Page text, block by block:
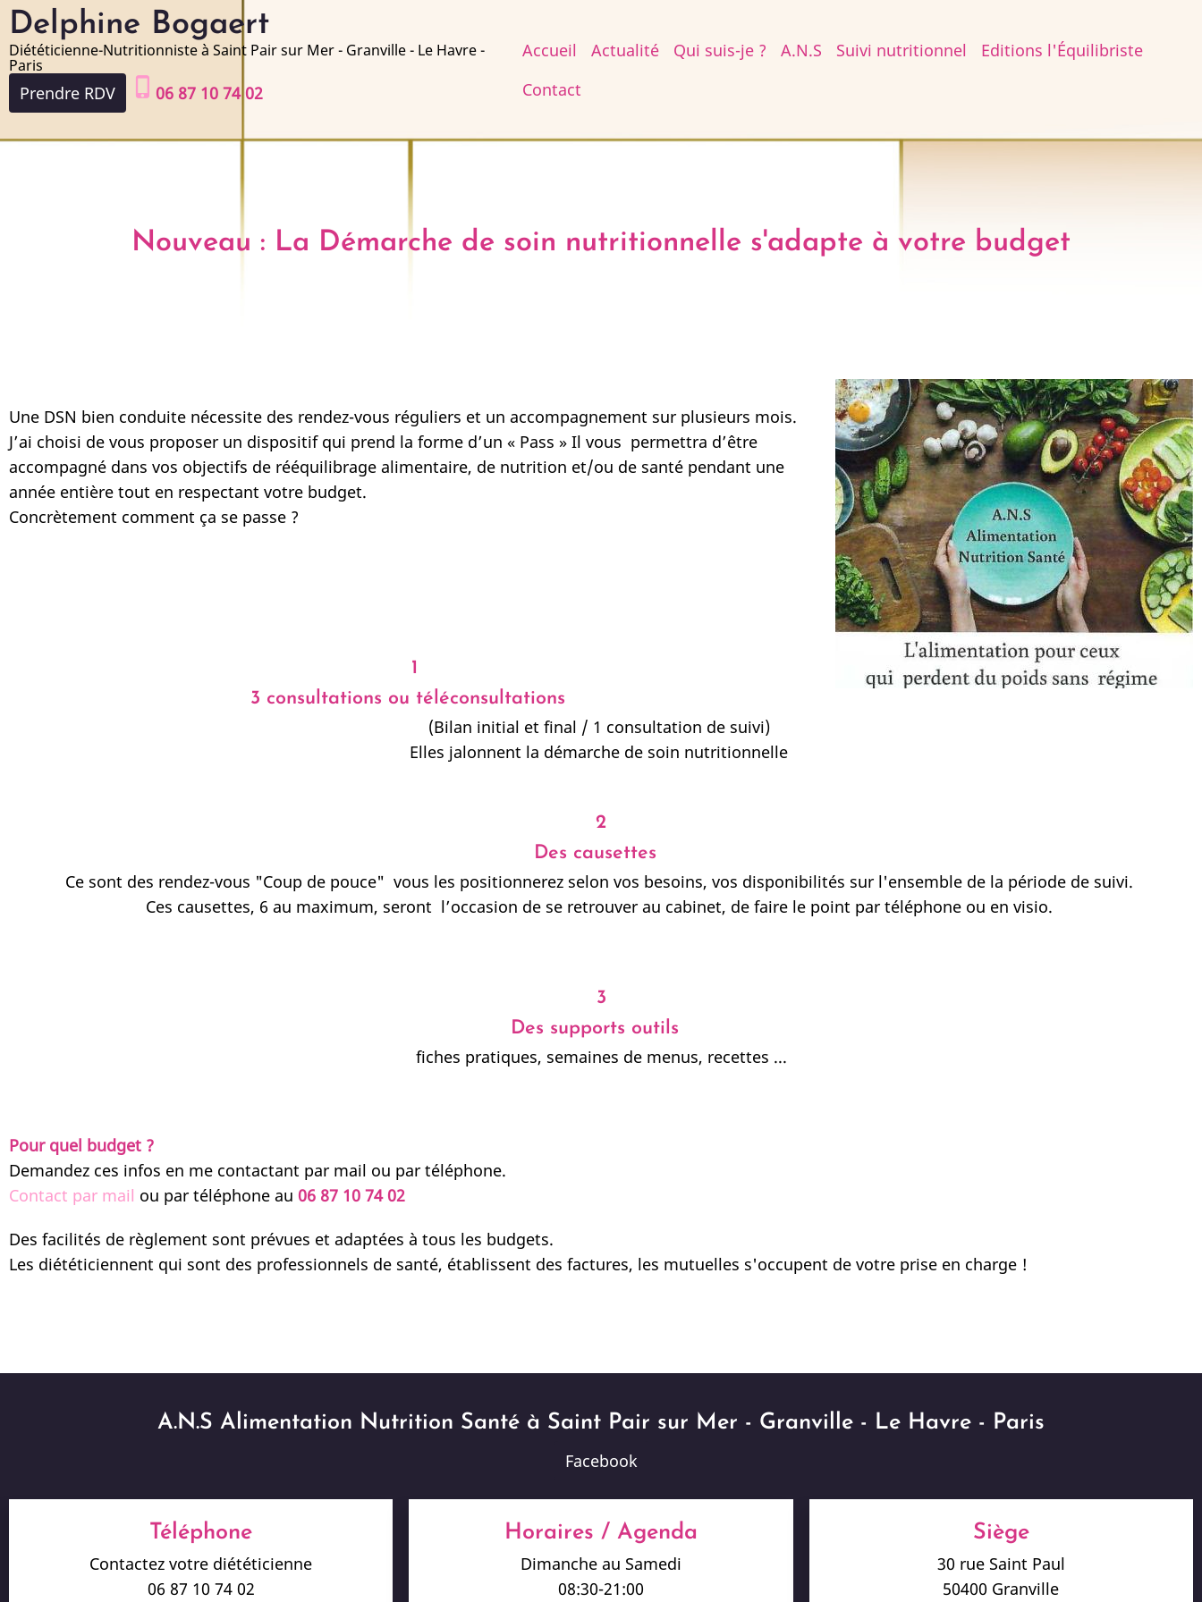
Aller
au
contenu
principal
Delphine Bogaert
Diététicienne-Nutritionniste à Saint Pair sur Mer - Granville - Le Havre -
Paris
Prendre RDV phone_iphone 06 87 10 74 02
Main
navigation
Accueil Actualité Qui suis-je ? A.N.S Suivi nutritionnel
Editions l'Équilibriste
Contact
Nouveau : La Démarche de soin nutritionnelle s'adapte à votre budget
Une DSN bien conduite nécessite des rendez-vous réguliers et un accompagnement sur plusieurs mois.
J’ai choisi de vous proposer un dispositif qui prend la forme d’un « Pass » Il vous permettra d’être
accompagné dans vos objectifs de rééquilibrage alimentaire, de nutrition et/ou de santé pendant une
année entière tout en respectant votre budget.
Concrètement comment ça se passe ?
1
3 consultations ou téléconsultations
(Bilan initial et final / 1 consultation de suivi)
Elles jalonnent la démarche de soin nutritionnelle
2
Des causettes
Ce sont des rendez-vous "Coup de pouce" vous les positionnerez selon vos besoins, vos disponibilités sur l'ensemble de la période de suivi.
Ces causettes, 6 au maximum, seront l’occasion de se retrouver au cabinet, de faire le point par téléphone ou en visio.
3
Des supports outils
fiches pratiques, semaines de menus, recettes ...
Pour quel budget ?
Demandez ces infos en me contactant par mail ou par téléphone.
Contact par mail ou par téléphone au 06 87 10 74 02
Des facilités de règlement sont prévues et adaptées à tous les budgets.
Les diététiciennent qui sont des professionnels de santé, établissent des factures, les mutuelles s'occupent de votre prise en charge !
A.N.S Alimentation Nutrition Santé à Saint Pair sur Mer - Granville - Le Havre - Paris
Facebook
Téléphone
Contactez votre diététicienne
06 87 10 74 02
Horaires / Agenda
Dimanche au Samedi
08:30-21:00
Siège
30 rue Saint Paul
50400 Granville